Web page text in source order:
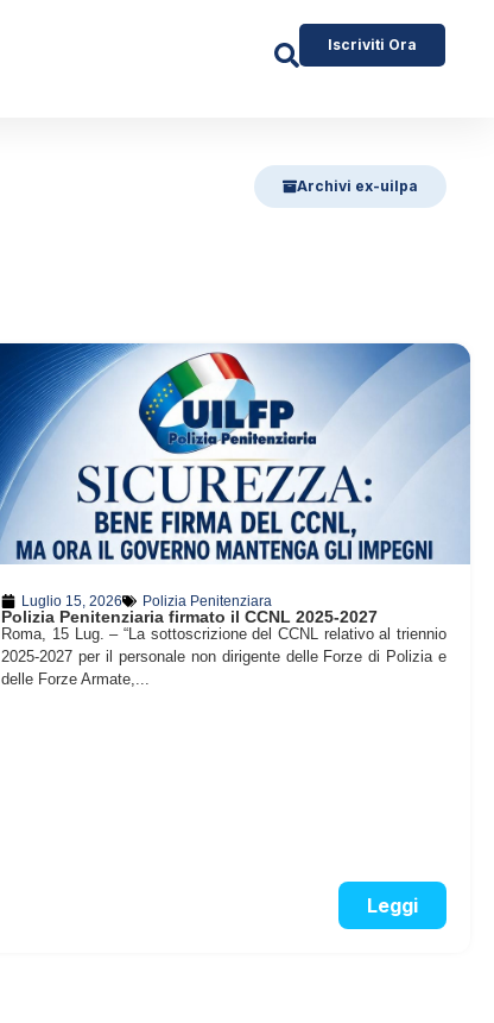
Iscriviti Ora
Archivi ex-uilpa
Luglio 15, 2026 Polizia Penitenziara
Polizia Penitenziaria firmato il CCNL 2025-2027
Roma, 15 Lug. – “La sottoscrizione del CCNL relativo al triennio
2025-2027 per il personale non dirigente delle Forze di Polizia e
delle Forze Armate,...
Leggi